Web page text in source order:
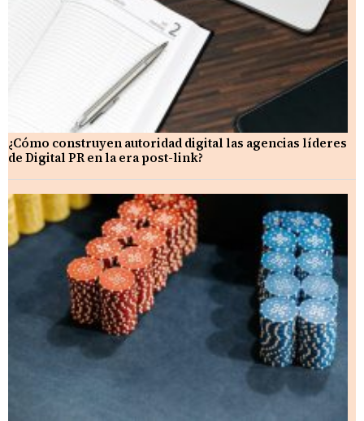
¿Cómo construyen autoridad digital las agencias líderes
de Digital PR en la era post-link?